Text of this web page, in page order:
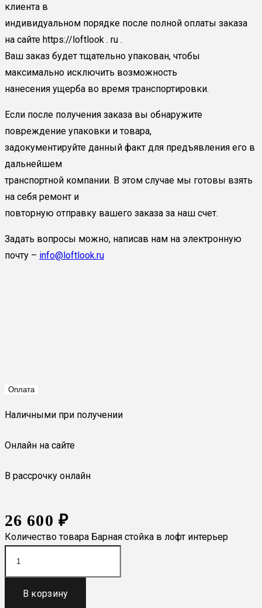
клиента в
индивидуальном порядке после полной оплаты заказа
на сайте https://loftlook . ru .
Ваш заказ будет тщательно упакован, чтобы
максимально исключить возможность
нанесения ущерба во время транспортировки.
Если после получения заказа вы обнаружите
повреждение упаковки и товара,
задокументируйте данный факт для предъявления его в
дальнейшем
транспортной компании. В этом случае мы готовы взять
на себя ремонт и
повторную отправку вашего заказа за наш счет.
Задать вопросы можно, написав нам на электронную
почту – info@loftlook.ru
Оплата
Наличными при получении
Онлайн на сайте
В рассрочку онлайн
26 600 ₽
Количество товара Барная стойка в лофт интерьер
В корзину